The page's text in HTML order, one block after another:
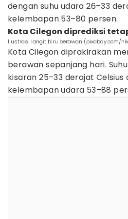
dengan suhu udara 26–33
kelembapan 53–80 persen.
Kota Cilegon diprediksi
Ilustrasi langit biru berawan (pixabay.com/
Kota Cilegon diprakirakan
berawan sepanjang hari.
kisaran 25–33 derajat
kelembapan udara 53–88